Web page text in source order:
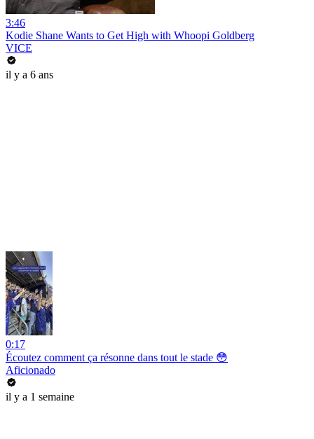
3:46
Kodie Shane Wants to Get High with Whoopi Goldberg
VICE
il y a 6 ans
0:17
Écoutez comment ça résonne dans tout le stade 😳
Aficionado
il y a 1 semaine